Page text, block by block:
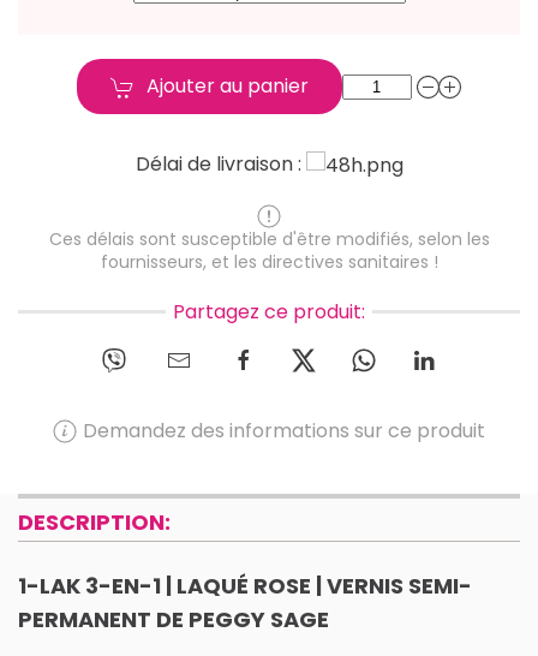
Ajouter au panier
Délai de livraison :
Ces délais sont susceptible d'être modifiés, selon les
fournisseurs, et les directives sanitaires !
Partagez ce produit:
Demandez des informations sur ce produit
DESCRIPTION:
1-LAK 3-EN-1 | LAQUÉ ROSE | VERNIS SEMI-
PERMANENT DE PEGGY SAGE